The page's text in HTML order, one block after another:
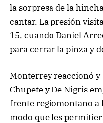
la sorpresa de la
cantar. La presión
15, cuando Daniel
para cerrar la pinza y
Monterrey reaccionó y
Chupete y De Nigris
frente regiomontano a
modo que les